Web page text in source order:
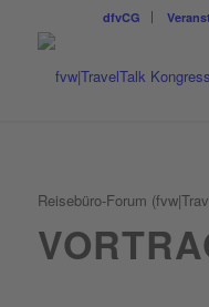
dfvCG
Reisebüro-Forum